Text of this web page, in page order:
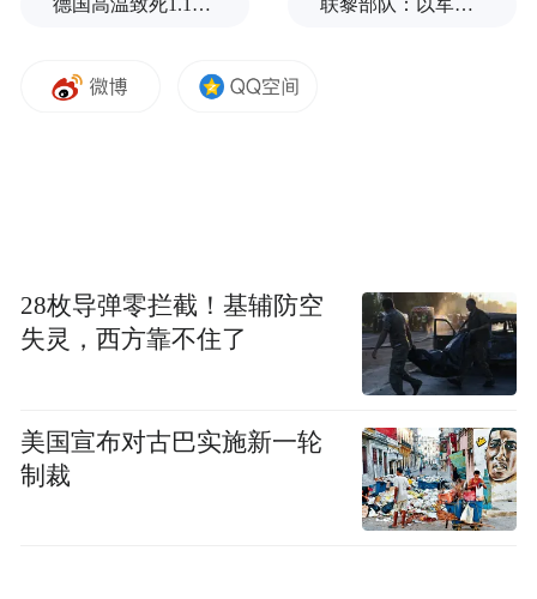
存储芯片超级周期带来的超额回报。两者的
郭明錤还补充说，三星原本就已经拿到不少
特斯拉订单，若再更深入参与Terafab项目，
说不定反而赚得更少。(作者/箫雨)
更多一手新闻，欢迎下载凤凰新闻客户端订
阅凤凰网科技。想看深度报道，请微信搜索
德国高温致死1.19万人，为2016年来最高纪录 联黎部队：以军单日向黎发射113枚炮弹
28枚导弹零拦截！基辅防空
失灵，西方靠不住了
美国宣布对古巴实施新一轮
制裁